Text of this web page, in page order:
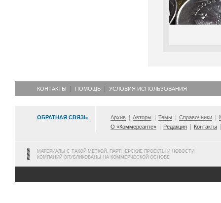
КОНТАКТЫ ПОМОЩЬ УСЛОВИЯ ИСПОЛЬЗОВАНИЯ
ОБРАТНАЯ СВЯЗЬ Архив Авторы Темы Справочники
О «Коммерсанте»
Редакция Контакты
МАТЕРИАЛЫ С ТАКОЙ МЕТКОЙ, ПАРТНЕРСКИЕ ПРОЕКТЫ И НОВОСТИ
КОМПАНИЙ ОПУБЛИКОВАНЫ НА КОММЕРЧЕСКОЙ ОСНОВЕ